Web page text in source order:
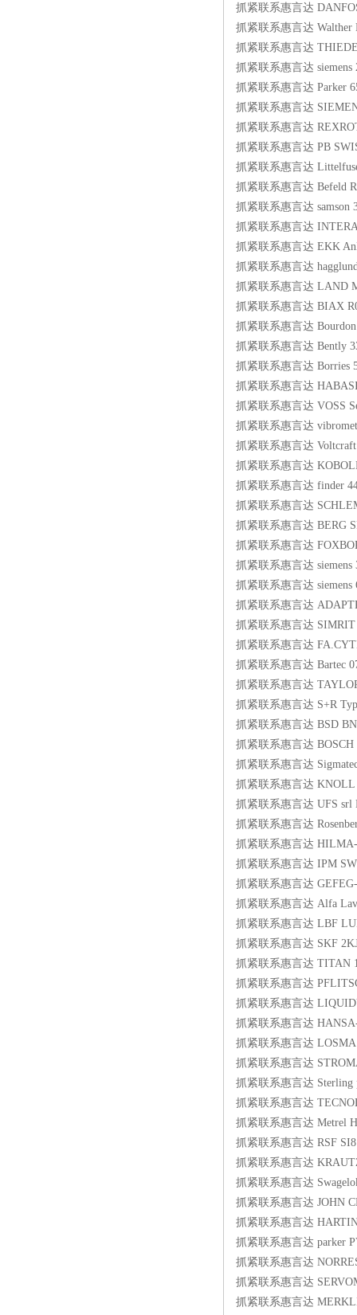
抓紧联系惠言达
抓紧联系惠言达
抓紧联系惠言达
抓紧联系惠言达 siemens
抓紧联系惠言达 Parker
抓紧联系惠言达
抓紧联系惠言达
抓紧联系惠言达 PB
抓紧联系惠言达
抓紧联系惠言达 Befeld
抓紧联系惠言达 samson
抓紧联系惠言达
抓紧联系惠言达 EKK
抓紧联系惠言达
抓紧联系惠言达 LAND
抓紧联系惠言达 BIAX
抓紧联系惠言达 Bourdon
抓紧联系惠言达 Bently
抓紧联系惠言达 Borries
抓紧联系惠言达
抓紧联系惠言达 VOSS
抓紧联系惠言达
抓紧联系惠言达
抓紧联系惠言达
抓紧联系惠言达 finder
抓紧联系惠言达
抓紧联系惠言达 BERG
抓紧联系惠言达
抓紧联系惠言达 siemens
抓紧联系惠言达 siemens
抓紧联系惠言达
抓紧联系惠言达 SIMRIT
抓紧联系惠言达
抓紧联系惠言达 Bartec
抓紧联系惠言达
抓紧联系惠言达 S+R
抓紧联系惠言达 BSD
抓紧联系惠言达 BOSCH
抓紧联系惠言达
抓紧联系惠言达 KNOLL
抓紧联系惠言达 UFS srl
抓紧联系惠言达
抓紧联系惠言达
抓紧联系惠言达 IPM
抓紧联系惠言达
抓紧联系惠言达 Alfa
抓紧联系惠言达 LBF
抓紧联系惠言达 SKF
抓紧联系惠言达 TITAN
抓紧联系惠言达
抓紧联系惠言达
抓紧联系惠言达
抓紧联系惠言达 LOSMA
抓紧联系惠言达
抓紧联系惠言达 Sterling
抓紧联系惠言达
抓紧联系惠言达 Metrel
抓紧联系惠言达 RSF
抓紧联系惠言达
抓紧联系惠言达
抓紧联系惠言达 JOHN
抓紧联系惠言达
抓紧联系惠言达 parker
抓紧联系惠言达
抓紧联系惠言达
抓紧联系惠言达